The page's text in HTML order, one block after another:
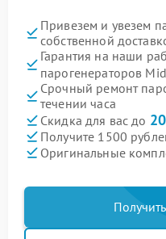
Привезем и увезем
собственной
Гарантия на наши
парогенераторов
Срочный ремонт
течении часа
Скидка для вас до
Получите 1500
Оригинальные